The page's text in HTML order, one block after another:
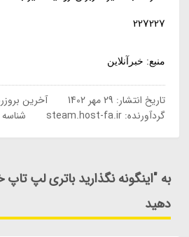
227227
منبع: خبرآنلاین
تاریخ انتشار: 29 مهر 1402 آخرین
گردآورنده:steam.host-fa.ir شناسه
به "اینگونه نگذارید باتری لپ تاپ
دهید